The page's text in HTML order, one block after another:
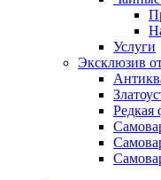
Услуги
Эксклюзив
Редкая